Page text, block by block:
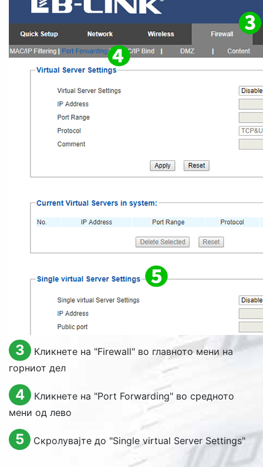
3 Кликнете на "Firewall" во главното мени на
горниот дел
4 Кликнете на "Port Forwarding" во средното
мени од лево
5 Скролувајте до "Single virtual Server Settings"